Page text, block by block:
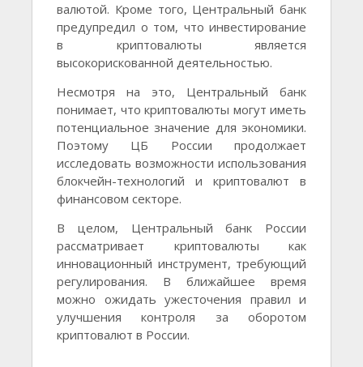
валютой. Кроме того, Центральный банк
предупредил о том, что инвестирование
в криптовалюты является
высокорискованной деятельностью.
Несмотря на это, Центральный банк
понимает, что криптовалюты могут иметь
потенциальное значение для экономики.
Поэтому ЦБ России продолжает
исследовать возможности использования
блокчейн-технологий и криптовалют в
финансовом секторе.
В целом, Центральный банк России
рассматривает криптовалюты как
инновационный инструмент, требующий
регулирования. В ближайшее время
можно ожидать ужесточения правил и
улучшения контроля за оборотом
криптовалют в России.